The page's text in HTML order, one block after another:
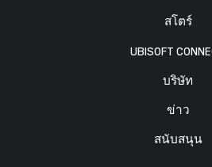
สโตร์
UBISOFT
บริษัท
ข่าว
สนับสนุน